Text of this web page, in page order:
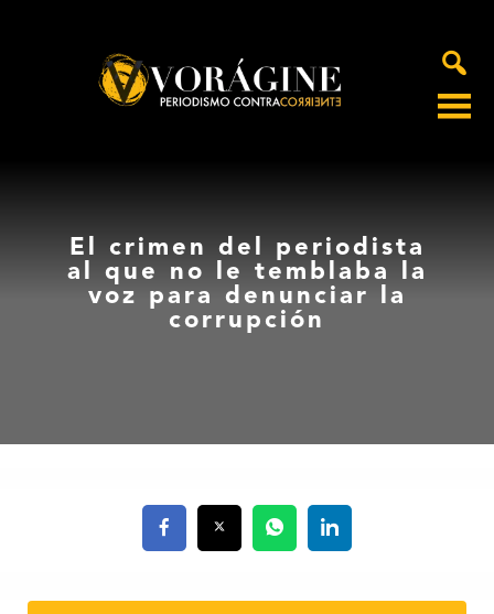
El crimen del periodista
al que no le temblaba la
voz para denunciar la
corrupción